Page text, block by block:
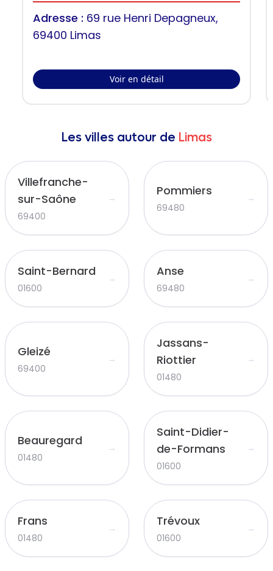
Associations Familiales (UDAF
69) - Limas
Adresse : 69 rue Henri Depagneux,
69400 Limas
Voir en détail
Les villes autour de Limas
Villefranche-
sur-Saône
69400
→ Pommiers
69480
→
Saint-Bernard
01600
→ Anse
69480
→
Gleizé
69400
→
Jassans-
Riottier
01480
→
Beauregard
01480
→
Saint-Didier-
de-Formans
01600
→
Frans
01480
→ Trévoux
01600
→